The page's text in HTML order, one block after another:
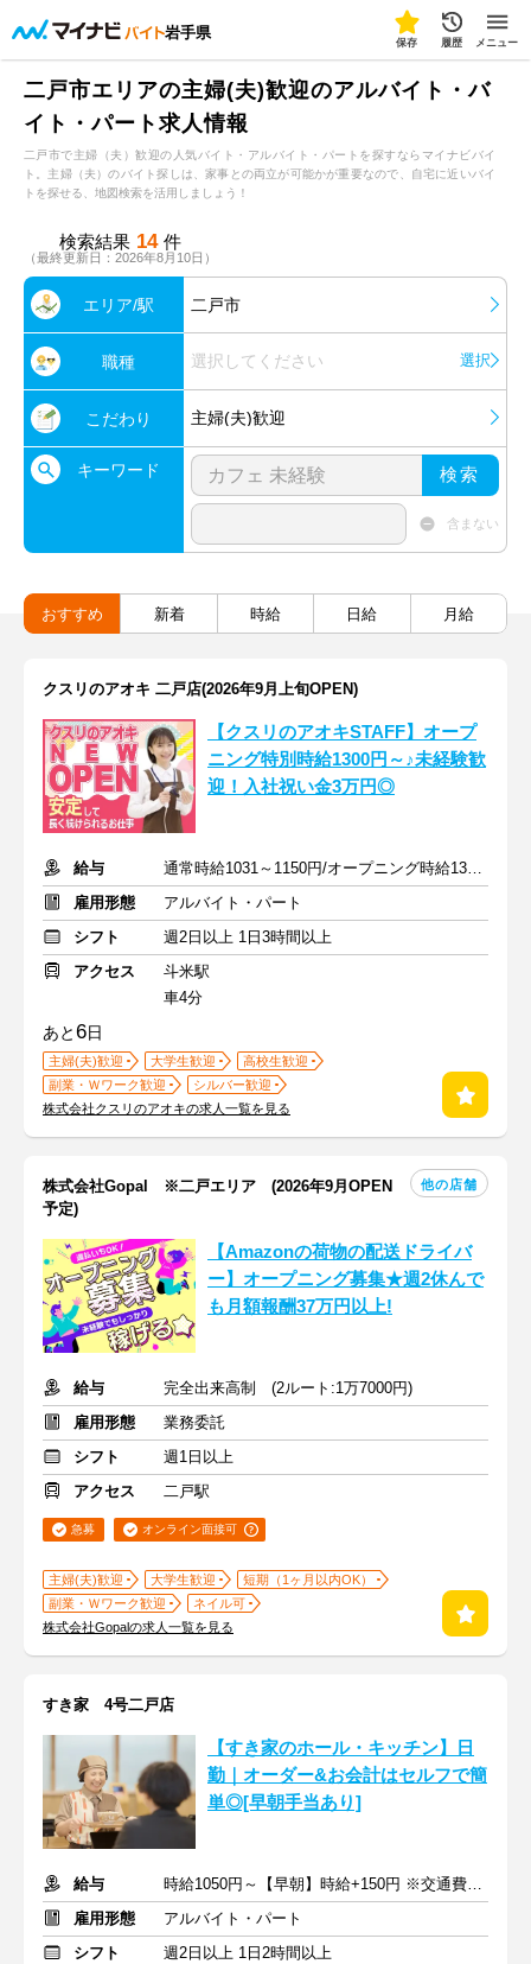
岩手県
保存 履歴 メニュー
二戸市エリアの主婦(夫)歓迎のアルバイト・バ
イト・パート求人情報
二戸市で主婦（夫）歓迎の人気バイト・アルバイト・パートを探すならマイナビバイ
ト。主婦（夫）のバイト探しは、家事との両立が可能かが重要なので、自宅に近いバイ
トを探せる、地図検索を活用しましょう！
検索結果 14 件
（最終更新日：2026年8月10日）
エリア/駅 二戸市
職種 選択してください 選択
こだわり 主婦(夫)歓迎
キーワード 検索
含まない
おすすめ 新着 時給 日給 月給
クスリのアオキ 二戸店(2026年9月上旬OPEN)
【クスリのアオキSTAFF】オープ
ニング特別時給1300円～♪未経験歓
迎！入社祝い金3万円◎
給与
通常時給1031～1150円/オープニング時給1300～1400円
雇用形態
アルバイト・パート
シフト
週2日以上 1日3時間以上
アクセス
斗米駅
車4分
あと6日
主婦(夫)歓迎 大学生歓迎
高校生歓迎
副業・Ｗワーク歓迎
シルバー歓迎
株式会社クスリのアオキの求人一覧を見る
株式会社Gopal ※二戸エリア (2026年9月OPEN
予定)
他の店舗
【Amazonの荷物の配送ドライバ
ー】オープニング募集★週2休んで
も月額報酬37万円以上!
給与
完全出来高制 (2ルート:1万7000円)
雇用形態
業務委託
シフト
週1日以上
アクセス
二戸駅
急募 オンライン面接可
主婦(夫)歓迎 大学生歓迎
短期（1ヶ月以内OK）
副業・Ｗワーク歓迎
ネイル可
株式会社Gopalの求人一覧を見る
すき家 4号二戸店
【すき家のホール・キッチン】日
勤｜オーダー&お会計はセルフで簡
単◎[早朝手当あり]
給与
時給1050円～【早朝】時給+150円 ※交通費支給
雇用形態
アルバイト・パート
シフト
週2日以上 1日2時間以上